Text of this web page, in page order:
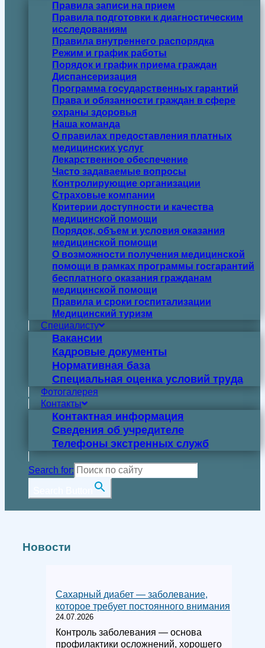
Правила записи на прием
Правила подготовки к диагностическим
исследованиям
Правила внутреннего распорядка
Режим и график работы
Порядок и график приема граждан
Диспансеризация
Программа государственных гарантий
Права и обязанности граждан в сфере
охраны здоровья
Наша команда
О правилах предоставления платных
медицинских услуг
Лекарственное обеспечение
Часто задаваемые вопросы
Контролирующие организации
Страховые компании
Критерии доступности и качества
медицинской помощи
Порядок, объем и условия оказания
медицинской помощи
О возможности получения медицинской
помощи в рамках программы госгарантий
бесплатного оказания гражданам
медицинской помощи
Правила и сроки госпитализации
Медицинский туризм
Специалисту
Вакансии
Кадровые документы
Нормативная база
Специальная оценка условий труда
Фотогалерея
Контакты
Контактная информация
Сведения об учредителе
Телефоны экстренных служб
Search for:
Новости
Сахарный диабет — заболевание,
которое требует постоянного внимания
24.07.2026
Контроль заболевания — основа
профилактики осложнений, хорошего